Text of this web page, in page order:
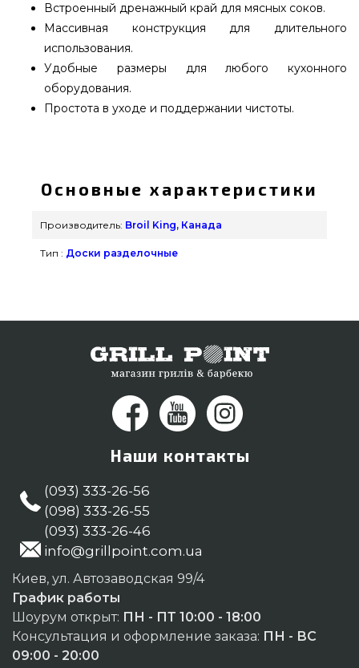
Встроенный дренажный край для мясных соков.
Массивная конструкция для длительного
использования.
Удобные размеры для любого кухонного
оборудования.
Простота в уходе и поддержании чистоты.
известного производителя Broil King, Канада по
актуальной стоимости всего 2 890 грн. в
каталоге интернет магазина грилей и
Разделочные доски в каталоге Гриль Поинт.
покупателям в: Бердянск, Киев, Каменец-
Основные характеристики
Производитель: Broil King, Канада
Тип : Доски разделочные
Наши контакты
(093) 333-26-56
(098) 333-26-55
(093) 333-26-46
info@grillpoint.com.ua
Киев, ул. Автозаводская 99/4
График работы
Шоурум открыт: ПН - ПТ 10:00 - 18:00
Консультация и оформление заказа: ПН - ВС
09:00 - 20:00